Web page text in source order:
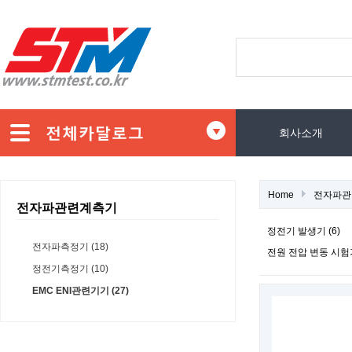
회사소개
전자파관련계측기
전자파측정기 (18)
정전기측정기 (10)
EMC ENI관련기기 (27)
Home 전자파
정전기 발생기 (6)
전원 전압 변동 시험